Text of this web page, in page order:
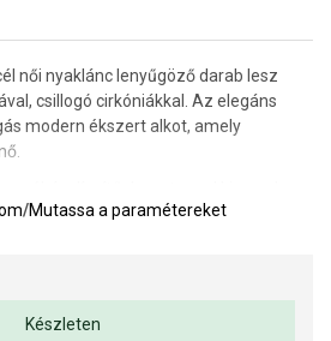
női nyaklánc lenyűgöző darab lesz
csillogó cirkóniákkal. Az elegáns
modern ékszert alkot, amely
visszaveri a fényt. Az acél és az
viseletre és elegánsabb alkalmakra
könnyen kombinálható más
/Mutassa a paramétereket
Készleten